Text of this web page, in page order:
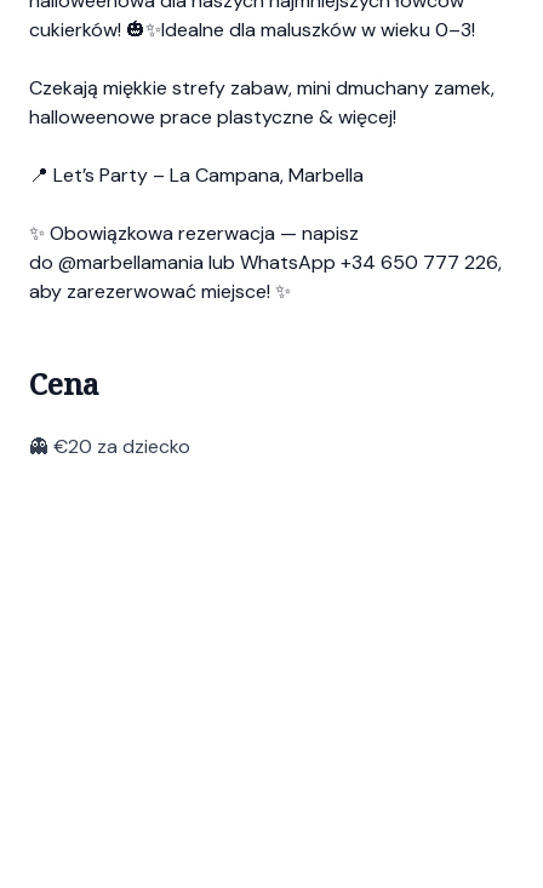
cukierków! 🎃✨Idealne dla maluszków w wieku 0–3!
Czekają miękkie strefy zabaw, mini dmuchany zamek,
halloweenowe prace plastyczne & więcej!
📍 Let’s Party – La Campana, Marbella
✨ Obowiązkowa rezerwacja — napisz
do @marbellamania lub WhatsApp +34 650 777 226,
aby zarezerwować miejsce! ✨
Cena
👻 €20 za dziecko